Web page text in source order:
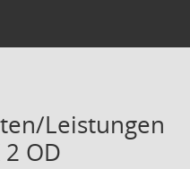
Leistungen
OD